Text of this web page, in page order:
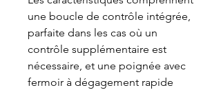
une boucle de contrôle intégrée,
parfaite dans les cas où un
contrôle supplémentaire est
nécessaire, et une poignée avec
fermoir à dégagement rapide